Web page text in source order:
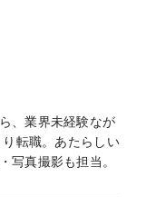
、業界未経験なが
転職。あたらしい
写真撮影も担当。